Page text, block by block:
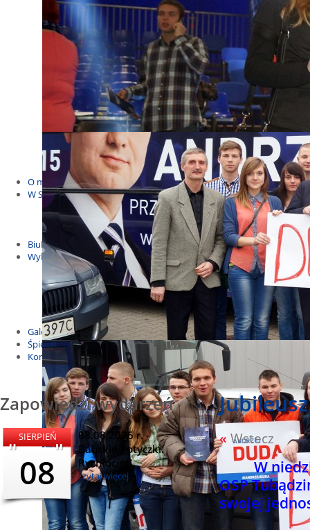
Sejmowe
Budżet Obywatelski 2021
Dla dzieci i młodzieży
Msze, marsze i wiece
KOLONIE 2022
Wybory samorządowe 2018
Dożynki 2014
EUROWYBORY 2019
Debaty i spotkania 2016
Debaty i spotkania 2019
wybory
Kolonie Stegna 2020
Spotkanie w Bronowie
WYJAZDY
O mnie
W Sejmie
Patroni Roku 2016
Św. Jan Paweł II Patronem Roku 2015
10.04.2014 - Czwarta Roczniica Katastrofy Smoleńskiej
Biuletyny
Wybory
Wybory samorządowe
Wybory parlamentarne
Wybory do Parlamentu Europejskiego
Wybory prezydenckie 2020
Wybory 2014
Galeria
Śpiewnik
Kontakt
Zapowiedzi wydarzeń
SIERPIEŃ
08
08.08.2026 r. -
Babskie Potyczki.
Rychłocice
czytaj więcej
« Wstecz
W
OSP
swojej